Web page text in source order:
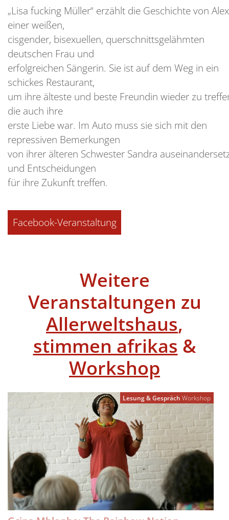
„Lisa fucking Müller“ erzählt die Geschichte von
einer weißen,
cisgender, bisexuellen, querschnittsgelähmten
deutschen Frau und
erfolgreichen Sängerin. Sie ist auf dem Weg in ein
schickes Restaurant,
um ihre älteste und beste Freundin wieder zu
die auch ihre
erste Liebe war. Im Auto muss sie sich mit den
repressiven Bemerkungen
von ihrer älteren Schwester Sandra
und Entscheidungen
für ihre Zukunft treffen.
Facebook-Veranstaltung
Weitere
Veranstaltungen zu
Allerweltshaus,
stimmen afrikas &
Workshop
Lesung & Gespräch Workshop